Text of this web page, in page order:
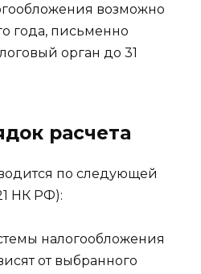
возможно
года, письменно
орган до 31
расчета
по следующей
НК РФ):
налогообложения
от выбранного